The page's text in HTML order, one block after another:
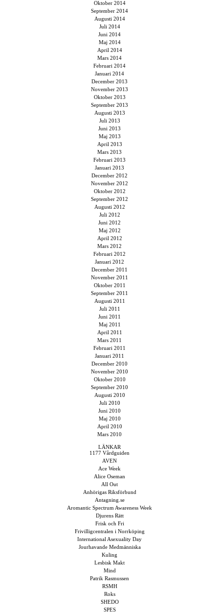
Oktober 2014
September 2014
Augusti 2014
Juli 2014
Juni 2014
Maj 2014
April 2014
Mars 2014
Februari 2014
Januari 2014
December 2013
November 2013
Oktober 2013
September 2013
Augusti 2013
Juli 2013
Juni 2013
Maj 2013
April 2013
Mars 2013
Februari 2013
Januari 2013
December 2012
November 2012
Oktober 2012
September 2012
Augusti 2012
Juli 2012
Juni 2012
Maj 2012
April 2012
Mars 2012
Februari 2012
Januari 2012
December 2011
November 2011
Oktober 2011
September 2011
Augusti 2011
Juli 2011
Juni 2011
Maj 2011
April 2011
Mars 2011
Februari 2011
Januari 2011
December 2010
November 2010
Oktober 2010
September 2010
Augusti 2010
Juli 2010
Juni 2010
Maj 2010
April 2010
Mars 2010
LÄNKAR
1177 Vårdguiden
AVEN
Ace Week
Alice Oseman
All Out
Anhörigas Riksförbund
Antagning.se
Aromantic Spectrum Awareness Week
Djurens Rätt
Frisk och Fri
Frivilligcentralen i Norrköping
International Asexuality Day
Jourhavande Medmänniska
Kuling
Lesbisk Makt
Mind
Patrik Rasmussen
RSMH
Roks
SHEDO
SPES